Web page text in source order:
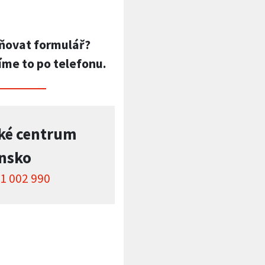
formulář?
to po telefonu.
centrum
002 990